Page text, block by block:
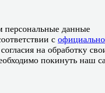
данные
с
на обработку
покинуть наш